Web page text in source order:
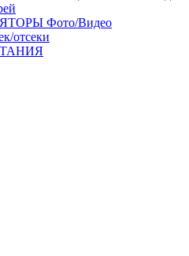
Фото/Видео
отсеки